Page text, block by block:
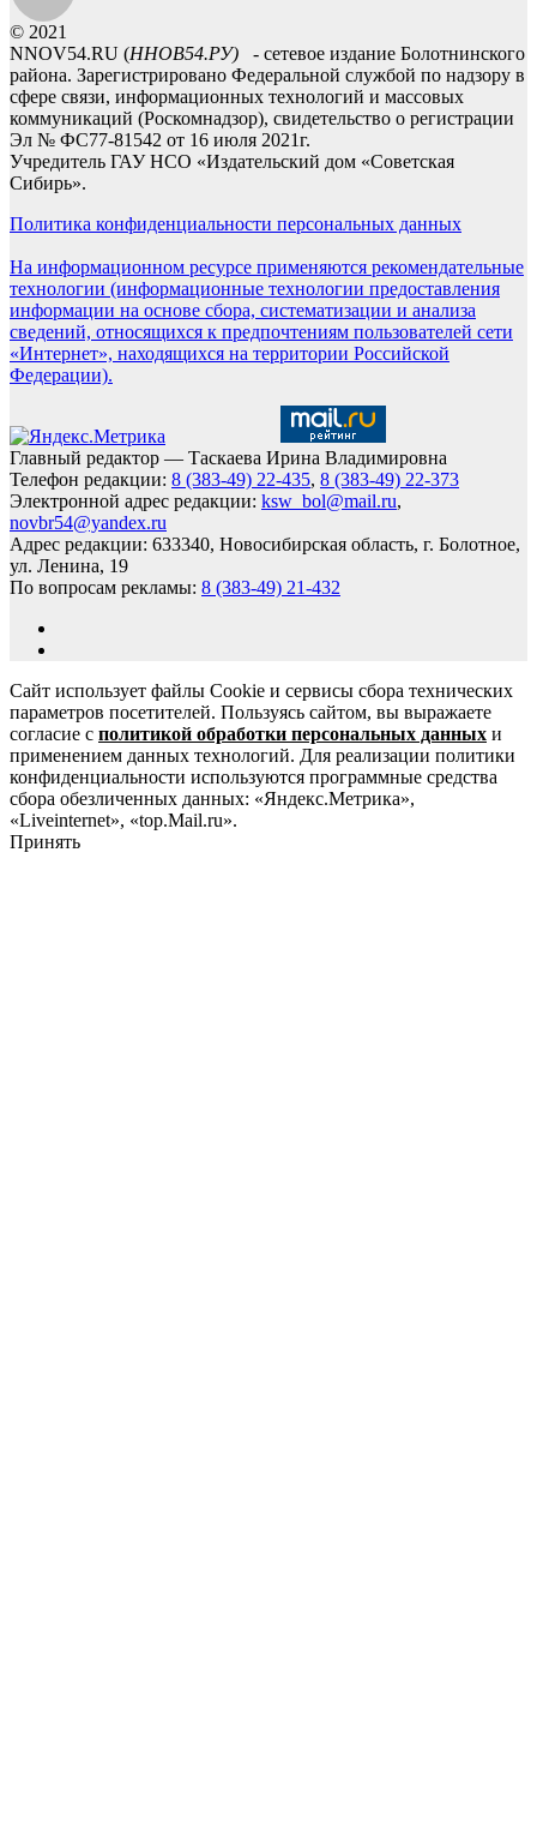
© 2021
NNOV54.RU (ННОВ54.РУ) - сетевое издание Болотнинского
района. Зарегистрировано Федеральной службой по надзору в
сфере связи, информационных технологий и массовых
коммуникаций (Роскомнадзор), свидетельство о регистрации
Эл № ФС77-81542 от 16 июля 2021г.
Учредитель ГАУ НСО «Издательский дом «Советская
Сибирь».
Политика конфиденциальности персональных данных
На информационном ресурсе применяются рекомендательные
технологии (информационные технологии предоставления
информации на основе сбора, систематизации и анализа
сведений, относящихся к предпочтениям пользователей сети
«Интернет», находящихся на территории Российской
Федерации).
Главный редактор — Таскаева Ирина Владимировна
Телефон редакции: 8 (383-49) 22-435, 8 (383-49) 22-373
Электронной адрес редакции: ksw_bol@mail.ru,
novbr54@yandex.ru
Адрес редакции: 633340, Новосибирская область, г. Болотное,
ул. Ленина, 19
По вопросам рекламы: 8 (383-49) 21-432
Сайт использует файлы Cookie и сервисы сбора технических
параметров посетителей. Пользуясь сайтом, вы выражаете
согласие с политикой обработки персональных данных и
применением данных технологий. Для реализации политики
конфиденциальности используются программные средства
сбора обезличенных данных: «Яндекс.Метрика»,
«Liveinternet», «top.Mail.ru».
Принять